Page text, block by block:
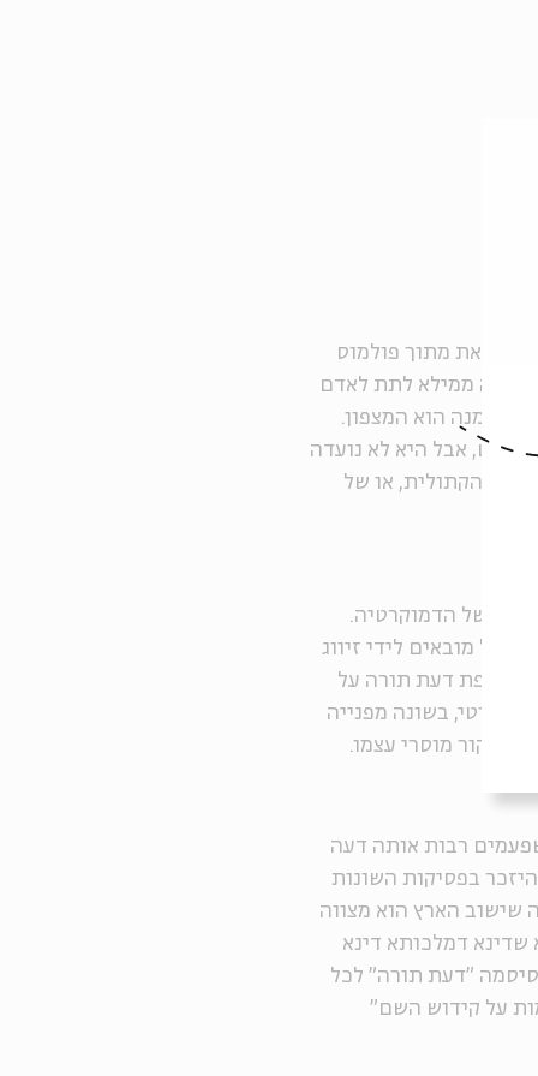
זאת מתוך פולמוס
אמורה ממילא לתת לאדם
ממנה הוא המצפון.
הפרט, אבל היא לא נועדה
הקתולית, או של
של הדמוקרטיה.
מובאים לידי זיווג
העדפת דעת תורה על
בשונה מפנייה
מקור מוסרי עצמו.
רבות אותה דעה
בפסיקות השונות
שישוב הארץ הוא מצווה
שדינא דמלכותא דינא
"דעת תורה" לכל
על קידוש השם"